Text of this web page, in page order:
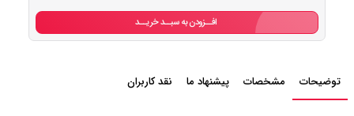
افــزودن به سبــد خریــد
توضیحات مشخصات پیشنهاد ما نقد کاربران